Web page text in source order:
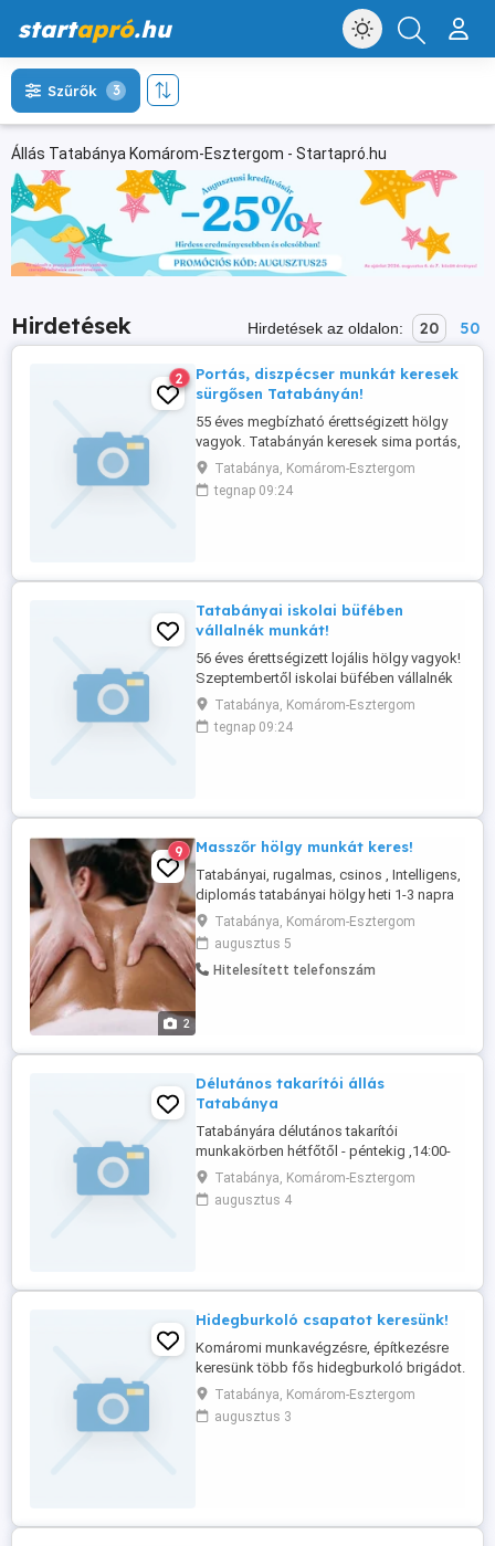
startapró.hu
Állás Tatabánya Komárom-Esztergom - Startapró.hu
Szűrők 3
Hirdetések Hirdetések az oldalon: 20 50
2
Portás, diszpécser munkát keresek
sürgősen Tatabányán!
55 éves megbízható érettségizett hölgy
vagyok. Tatabányán keresek sima portás,
diszpécser munkát! Te:06707890133
Tatabánya, Komárom-Esztergom
tegnap 09:24
Tatabányai iskolai büfében
vállalnék munkát!
56 éves érettségizett lojális hölgy vagyok!
Szeptembertől iskolai büfében vállalnék
munkát! Megkereséseket előre is
köszönöm szépen! Tel :06303629520
Tatabánya, Komárom-Esztergom
tegnap 09:24
2
9 Masszőr hölgy munkát keres!
Tatabányai, rugalmas, csinos , Intelligens,
diplomás tatabányai hölgy heti 1-3 napra
masszőr munkát vállal. Bér: megegyezés
szerint Számlaképes vagyok. Tel: 06-30-
2310-007
Tatabánya, Komárom-Esztergom
augusztus 5
Hitelesített telefonszám
Délutános takarítói állás
Tatabánya
Tatabányára délutános takarítói
munkakörben hétfőtől - péntekig ,14:00-
22:00) munkarendben , munkájára igényes
női takarítónő jelentkezését várjuk .
Jelentkezhetnek nyugdíjasok is
felvenni, ...
Tatabánya, Komárom-Esztergom
augusztus 4
Hidegburkoló csapatot keresünk!
Komáromi munkavégzésre, építkezésre
keresünk több fős hidegburkoló brigádot.
Folyamatos munkalehetőség Azonnali
kezdés Versenyképes díjazás Hosszú
távú együttműködési lehetőség Ha saját
Tatabánya, Komárom-Esztergom
augusztus 3